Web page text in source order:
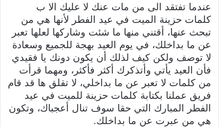
عندما تفتقد الى من مات عنك لا عليك الا ب
كلمات حزينة الميت في عيد الفطر لأنها هي من
تبحث عنها، أقتني منها ما شئت وشاركها لعلها تعبر
عن ما بداخلك، في يوم العيد بهجة للجميع وسعادة
لا توصف ولكن كيف لذلك أن يكون دونك يا فقيدي
فأن العيد يأتي وأتذكرك أكثر فأكثر، ومهما قرأت
من كلمات لا تعبر عن ما بداخلي، لا تقلق ها قد قام
فريق عملنا بكتابة كلمات حزينة للميت في عيد
الفطر المبارك التي حقا سوف تنال أعجباك، وتكون
هي من عبرت عن ما بداخلك.